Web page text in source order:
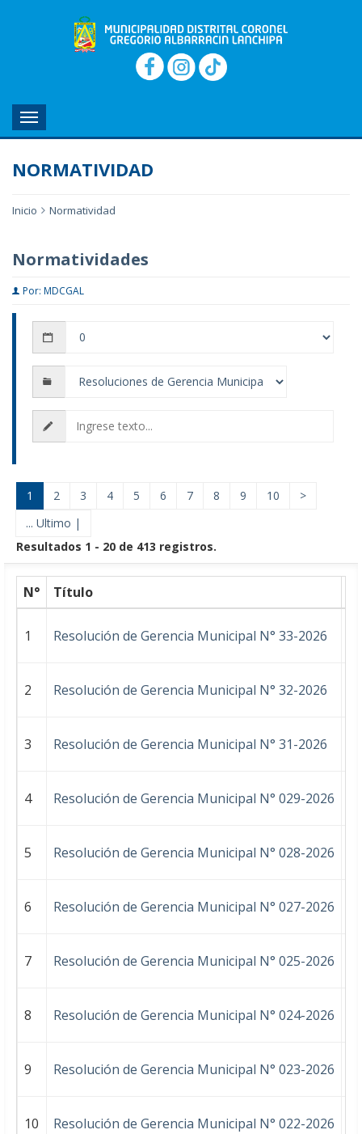
MENU
NORMATIVIDAD
Inicio Normatividad
Normatividades
Por: MDCGAL
Ingrese
texto
1 2 3 4 5 6 7 8 9 10
>
... Ultimo |
Resultados 1 - 20 de 413 registros.
N° Título
1 Resolución de Gerencia Municipal N° 33-2026
2 Resolución de Gerencia Municipal N° 32-2026
3 Resolución de Gerencia Municipal N° 31-2026
4 Resolución de Gerencia Municipal N° 029-2026
5 Resolución de Gerencia Municipal N° 028-2026
6 Resolución de Gerencia Municipal N° 027-2026
7 Resolución de Gerencia Municipal N° 025-2026
8 Resolución de Gerencia Municipal N° 024-2026
9 Resolución de Gerencia Municipal N° 023-2026
10 Resolución de Gerencia Municipal N° 022-2026